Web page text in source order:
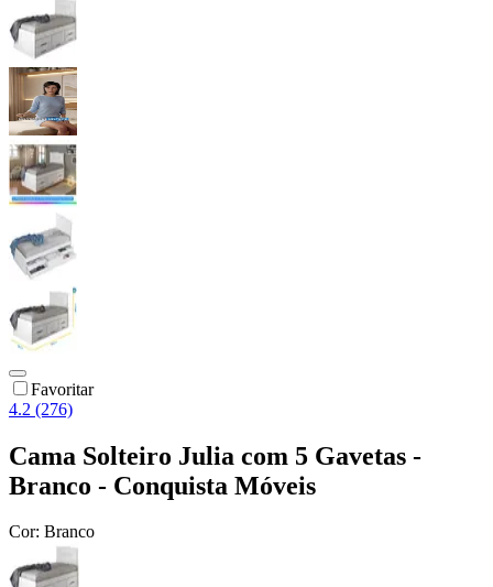
Favoritar
4.2 (276)
Cama Solteiro Julia com 5 Gavetas -
Branco - Conquista Móveis
Cor: Branco